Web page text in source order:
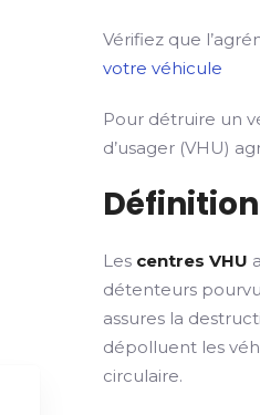
Vérifiez que
votre véhicule
Pour détruire un
d’usager (VHU)
Les centres VHU
détenteurs
assures la
dépolluent les
circulaire.